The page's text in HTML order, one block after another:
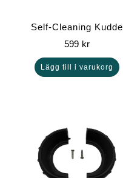
Self-Cleaning Kudde
599 kr
Lägg till i varukorg